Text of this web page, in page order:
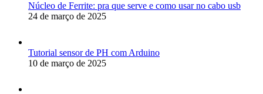
Núcleo de Ferrite: pra que serve e como usar no cabo usb
24 de março de 2025
Tutorial sensor de PH com Arduino
10 de março de 2025